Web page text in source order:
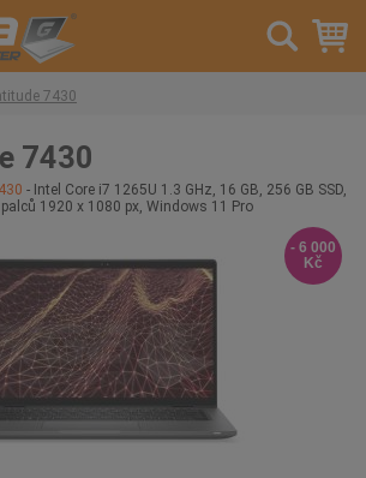
7430
7430
- Intel Core i7 1265U 1.3 GHz, 16 GB, 256 GB SSD,
1920 x 1080 px, Windows 11 Pro
- 6 000
Kč